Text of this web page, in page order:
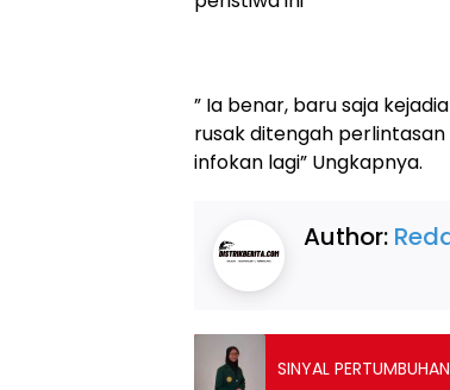
” Ia benar, baru saja
rusak ditengah
infokan lagi” Ungkapnya.
Author:
SINYAL